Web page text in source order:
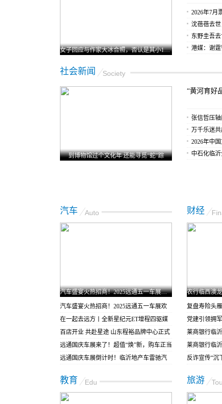
女子回应与作家大冰合照，否认是其小18岁女友
2026年7月
书》成绩
沈蓓蓓去
东野圭吾
畅销作家”
港媒：谢
社会新闻 Society
到博物馆过个文化年 还能寻觅“蛇”踪
“黄河育好
张信哲压
二日收官
万千乐迷
乐节首日
2026年中
中石化临
汽车 Auto
汽车盛宴火热招商！2025远通五一车展欢迎各行老板加入
汽车盛宴火热招商！2025远通五一车展欢
迎各行老板加入
在一起去远方丨全新星纪元ET增程四驱媒
体品鉴暨上市发布会—临沂站
百店开业 共赴星途 山东程裕品牌中心正式
开业
远通国庆车展来了！超值“焕”新，购车正当
时
远通国庆车展倒计时！临沂地产车雷驰汽
财经
复盘寿险头
持，打造稳
党建引领拥
——莱商银行
开展八一建
莱商银行临
庄村开展 “
村”活动
莱商银行临
服务中心开
反诈宣传“
企业“心坎”
教育 Edu 旅游